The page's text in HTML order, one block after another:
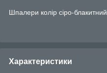
Шпалери колір сіро-блакитний
Характеристики